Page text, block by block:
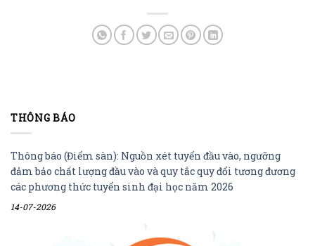
THÔNG BÁO
Thông báo (Điểm sàn): Nguồn xét tuyển đầu vào, ngưỡng
đảm bảo chất lượng đầu vào và quy tắc quy đổi tương đương
các phương thức tuyển sinh đại học năm 2026
14-07-2026